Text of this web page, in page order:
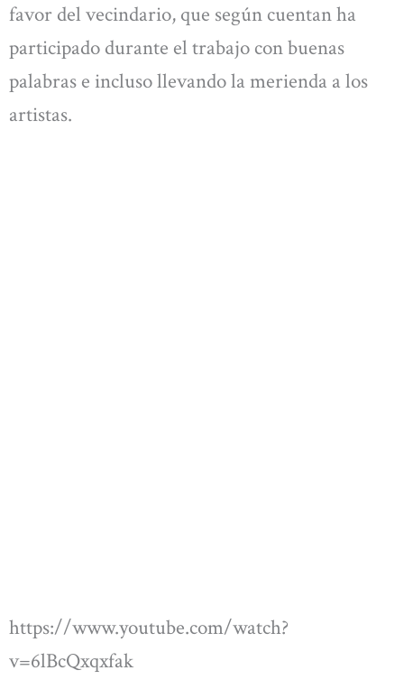
favor del vecindario, que según cuentan ha
participado durante el trabajo con buenas
palabras e incluso llevando la merienda a los
artistas.
https://www.youtube.com/watch?
v=6lBcQxqxfak